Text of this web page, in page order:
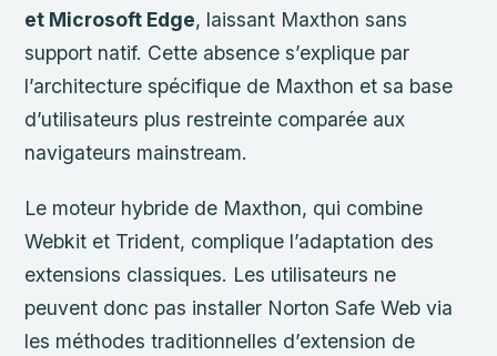
et Microsoft Edge, laissant Maxthon sans
support natif. Cette absence s’explique par
l’architecture spécifique de Maxthon et sa base
d’utilisateurs plus restreinte comparée aux
navigateurs mainstream.
Le moteur hybride de Maxthon, qui combine
Webkit et Trident, complique l’adaptation des
extensions classiques. Les utilisateurs ne
peuvent donc pas installer Norton Safe Web via
les méthodes traditionnelles d’extension de